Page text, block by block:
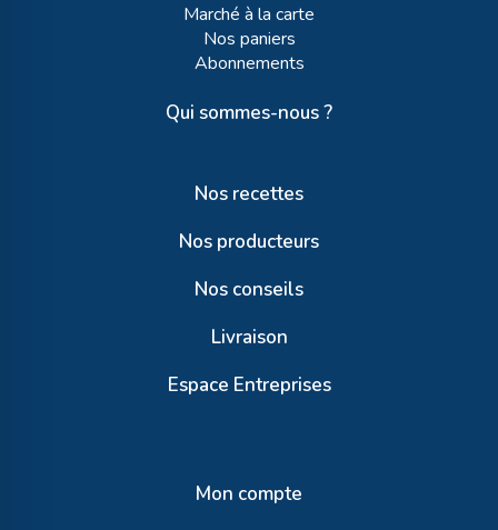
Marché à la carte
Nos paniers
Abonnements
Qui sommes-nous ?
Nos recettes
Nos producteurs
Nos conseils
Livraison
Espace Entreprises
Mon compte